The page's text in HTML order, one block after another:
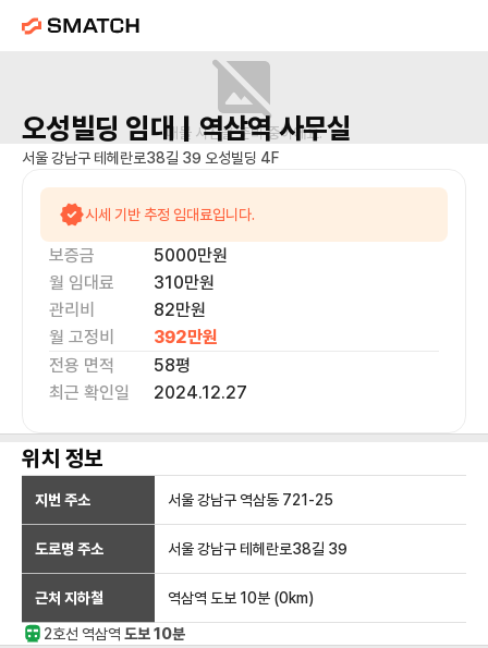
매물 사진을 준비 중이에요.
오성빌딩 임대 | 역삼역사무실
서울 강남구 테헤란로38길 39 오성빌딩 4F
시세 기반 추정 임대료입니다.
보증금 5000만원
월 임대료
310만원
관리비
82만원
월 고정비
392만원
전용 면적
58평
최근 확인일
2024.12.27
위치 정보
지번 주소 서울 강남구 역삼동 721-25
도로명 주소 서울 강남구 테헤란로38길 39
근처 지하철 역삼역 도보 10분 (0km)
2호선 역삼역 도보 10분